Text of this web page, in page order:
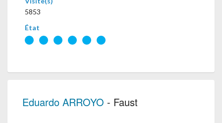
5853
État
Eduardo ARROYO - Faust